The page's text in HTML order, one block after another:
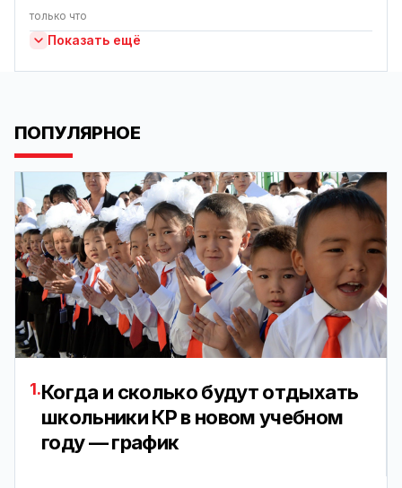
только что
Показать ещё
ПОПУЛЯРНОЕ
1.Когда и сколько будут отдыхать
школьники КР в новом учебном
году — график